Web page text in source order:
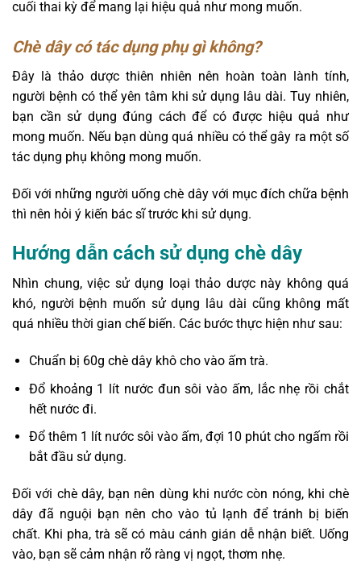
cuối thai kỳ để mang lại hiệu quả như mong muốn.
Chè dây có tác dụng phụ gì không?
Đây là thảo dược thiên nhiên nên hoàn toàn lành tính,
người bệnh có thể yên tâm khi sử dụng lâu dài. Tuy nhiên,
bạn cần sử dụng đúng cách để có được hiệu quả như
mong muốn. Nếu bạn dùng quá nhiều có thể gây ra một số
tác dụng phụ không mong muốn.
Đối với những người uống chè dây với mục đích chữa bệnh
thì nên hỏi ý kiến ​​bác sĩ trước khi sử dụng.
Hướng dẫn cách sử dụng chè dây
Nhìn chung, việc sử dụng loại thảo dược này không quá
khó, người bệnh muốn sử dụng lâu dài cũng không mất
quá nhiều thời gian chế biến. Các bước thực hiện như sau:
Chuẩn bị 60g chè dây khô cho vào ấm trà.
Đổ khoảng 1 lít nước đun sôi vào ấm, lắc nhẹ rồi chắt
hết nước đi.
Đổ thêm 1 lít nước sôi vào ấm, đợi 10 phút cho ngấm rồi
bắt đầu sử dụng.
Đối với chè dây, bạn nên dùng khi nước còn nóng, khi chè
dây đã nguội bạn nên cho vào tủ lạnh để tránh bị biến
chất. Khi pha, trà sẽ có màu cánh gián dễ nhận biết. Uống
vào, bạn sẽ cảm nhận rõ ràng vị ngọt, thơm nhẹ.